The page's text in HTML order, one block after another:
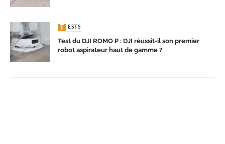
TESTS
Test du DJI ROMO P : DJI réussit-il son premier
robot aspirateur haut de gamme ?